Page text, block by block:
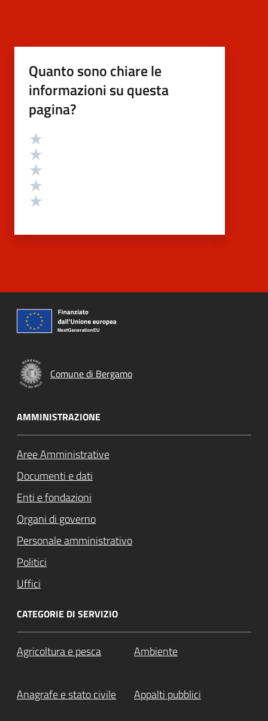
Quanto sono chiare le
informazioni su questa
pagina?
Valutazione
Comune di Bergamo
AMMINISTRAZIONE
Aree Amministrative
Documenti e dati
Enti e fondazioni
Organi di governo
Personale amministrativo
Politici
Uffici
CATEGORIE DI SERVIZIO
Agricoltura e pesca Ambiente
Anagrafe e stato civile Appalti pubblici